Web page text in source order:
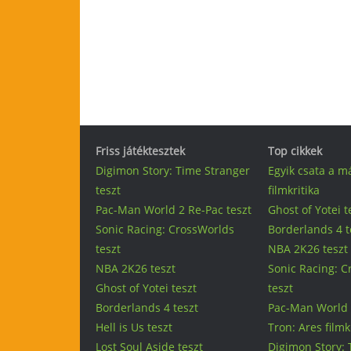
Friss játéktesztek
Digimon Story: Time Stranger
teszt
Pac-Man World 2 Re-Pac teszt
Sonic Racing: CrossWorlds
teszt
NBA 2K26 teszt
Ghost of Yotei teszt
Borderlands 4 teszt
Hell is Us teszt
Lost Soul Aside teszt
Top cikkek
Egyik csata a
filmkritika
Ghost of Yotei
Borderlands 4
NBA 2K26 teszt
Sonic Racing:
teszt
Pac-Man World
Tron: Ares
Digimon Story: